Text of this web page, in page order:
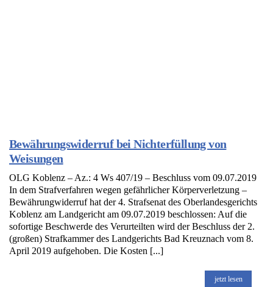
Bewährungswiderruf bei Nichterfüllung von
Weisungen
OLG Koblenz – Az.: 4 Ws 407/19 – Beschluss vom 09.07.2019
In dem Strafverfahren wegen gefährlicher Körperverletzung –
Bewährungwiderruf hat der 4. Strafsenat des Oberlandesgerichts
Koblenz am Landgericht am 09.07.2019 beschlossen: Auf die
sofortige Beschwerde des Verurteilten wird der Beschluss der 2.
(großen) Strafkammer des Landgerichts Bad Kreuznach vom 8.
April 2019 aufgehoben. Die Kosten [...]
jetzt lesen